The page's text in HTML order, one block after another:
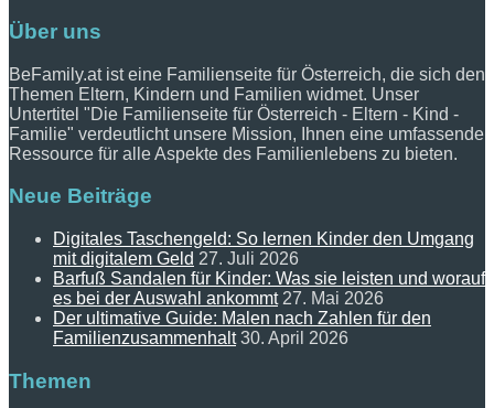
Über uns
BeFamily.at ist eine Familienseite für Österreich, die sich den
Themen Eltern, Kindern und Familien widmet. Unser
Untertitel "Die Familienseite für Österreich - Eltern - Kind -
Familie" verdeutlicht unsere Mission, Ihnen eine umfassende
Ressource für alle Aspekte des Familienlebens zu bieten.
Neue Beiträge
Digitales Taschengeld: So lernen Kinder den Umgang
mit digitalem Geld 27. Juli 2026
Barfuß Sandalen für Kinder: Was sie leisten und worauf
es bei der Auswahl ankommt 27. Mai 2026
Der ultimative Guide: Malen nach Zahlen für den
Familienzusammenhalt 30. April 2026
Themen